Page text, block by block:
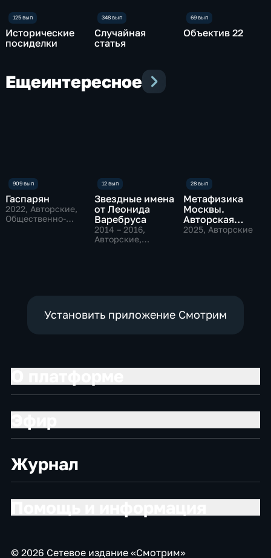
Исторические
посиделки
Случайная
статья
Объектив 22
Ещеинтересное
Гаспарян
2022, Авторские,
Общественно-
Звездные имена
от Леонида
Варебруса
2014 – 2016,
Авторские,
Метафизика
Москвы.
Авторская
программа
2025, Авторские
Установить приложение Смотрим
Журнал
© 2026 Сетевое издание «Смотрим»